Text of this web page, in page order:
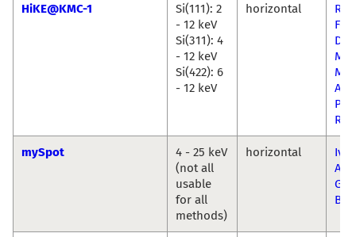
HiKE@KMC-1
Si(111): 2
- 12 keV
Si(311): 4
- 12 keV
Si(422): 6
- 12 keV
horizontal
mySpot
4 - 25 keV
(not all
usable
for all
methods)
horizontal
Ivo
Ana